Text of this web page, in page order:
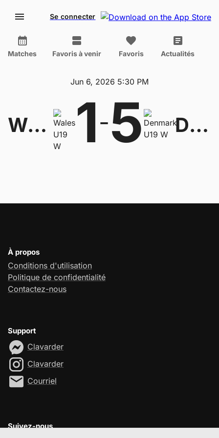
Se connecter
Matches Favoris à venir Favoris Actualités
Jun 6, 2026 5:30 PM
Wales U19 W 1-5 Denmark U19 W
À propos
Conditions d'utilisation
Politique de confidentialité
Contactez-nous
Support
Clavarder
Clavarder
Courriel
Suivez-nous